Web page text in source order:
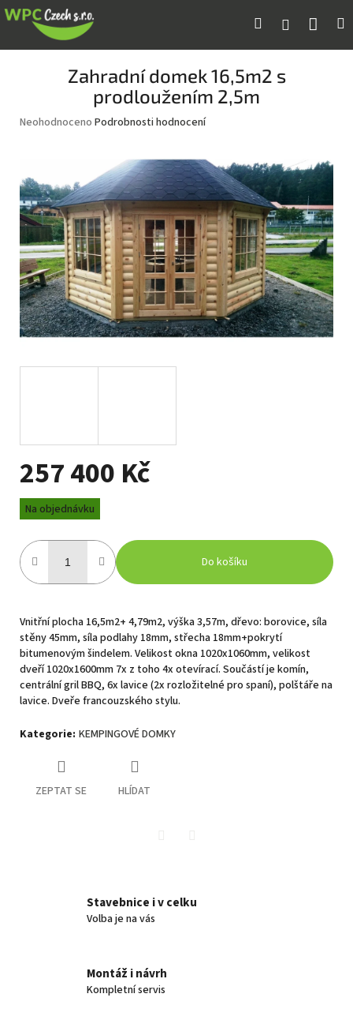
Přejít
na
Hledat Přihlášení
Zahradní domek 16,5m2 s
prodloužením 2,5m
Průměrné
0,0
z
5
hvězdiček.
Neohodnoceno Podrobnosti hodnocení
257 400 Kč
Měrná
cena:
Na objednávku
Do košíku
Vnitřní plocha 16,5m2+ 4,79m2, výška 3,57m, dřevo: borovice, síla
stěny 45mm, síla podlahy 18mm, střecha 18mm+pokrytí
bitumenovým šindelem. Velikost okna 1020x1060mm, velikost
dveří 1020x1600mm 7x z toho 4x otevírací. Součástí je komín,
centrální gril BBQ, 6x lavice (2x rozložitelné pro spaní), polštáře na
lavice. Dveře francouzského stylu.
Kategorie: KEMPINGOVÉ DOMKY
ZEPTAT SE HLÍDAT
Stavebnice i v celku
Volba je na vás
Montáž i návrh
Kompletní servis